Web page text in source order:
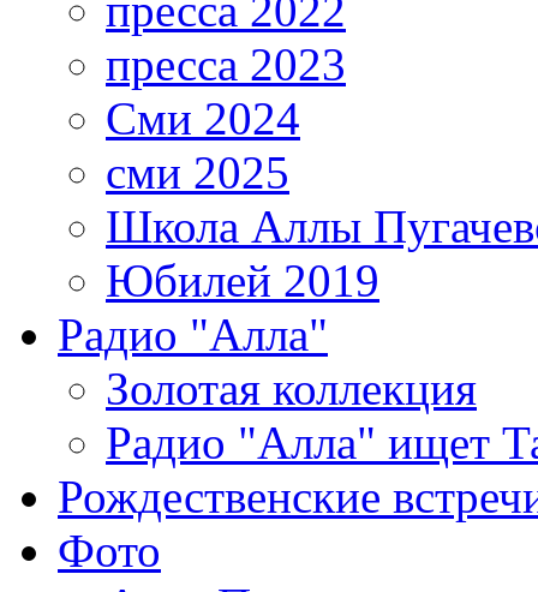
пресса 2023
Сми 2024
сми 2025
Школа Аллы
Юбилей 2019
Радио "Алла"
Золотая коллекция
Радио "Алла" ищет
Рождественские
Фото